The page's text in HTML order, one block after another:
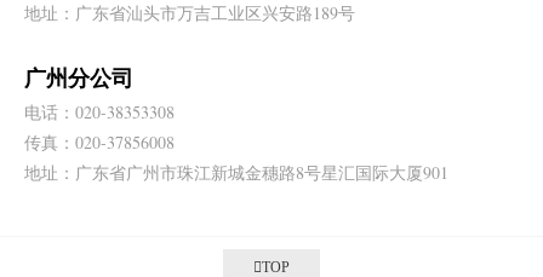
地址：广东省汕头市万吉工业区兴安路189号
广州分公司
电话：020-38353308
传真：020-37856008
地址：广东省广州市珠江新城金穗路8号星汇国际大厦901
TOP